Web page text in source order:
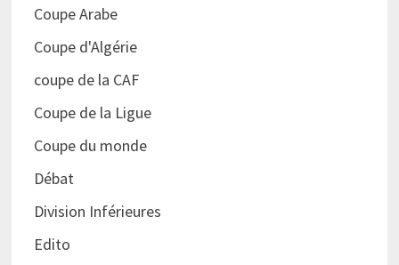
Coupe Arabe
Coupe d'Algérie
coupe de la CAF
Coupe de la Ligue
Coupe du monde
Débat
Division Inférieures
Edito